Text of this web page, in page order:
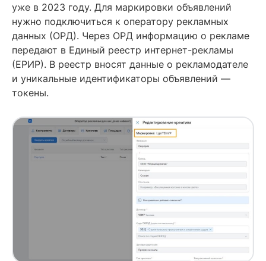
уже в 2023 году. Для маркировки объявлений
нужно подключиться к оператору рекламных
данных (ОРД). Через ОРД информацию о рекламе
передают в Единый реестр интернет-рекламы
(ЕРИР). В реестр вносят данные о рекламодателе
и уникальные идентификаторы объявлений —
токены.